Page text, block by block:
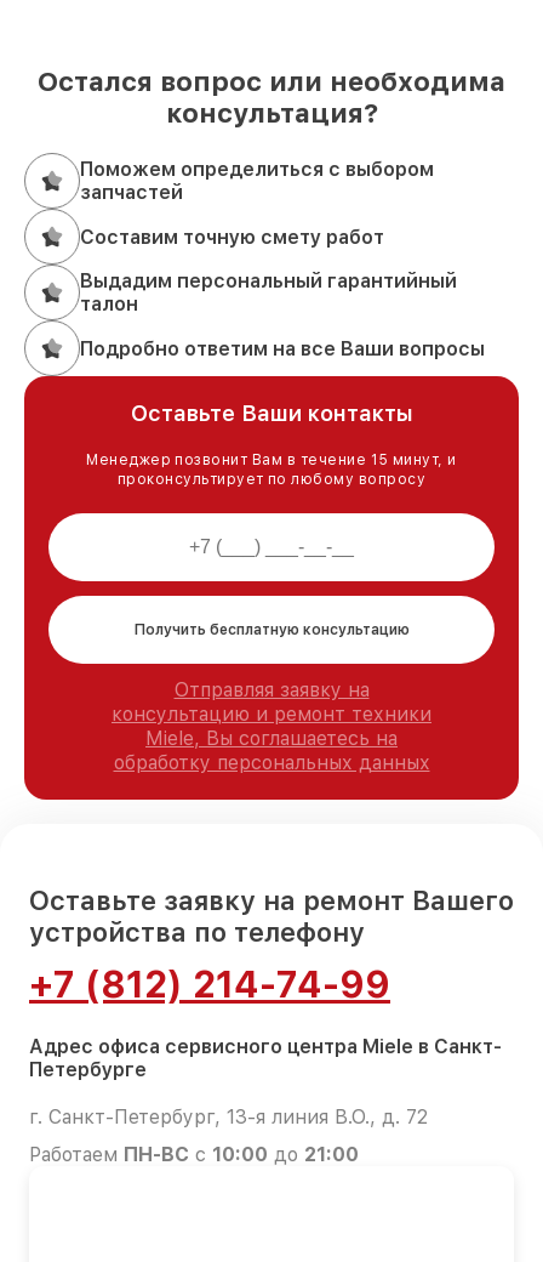
Остался вопрос или необходима
консультация?
Поможем определиться с выбором
запчастей
Составим точную смету работ
Выдадим персональный гарантийный
талон
Подробно ответим на все Ваши вопросы
Оставьте Ваши контакты
Менеджер позвонит Вам в течение 15 минут, и
проконсультирует по любому вопросу
Получить бесплатную консультацию
Отправляя заявку на
консультацию и ремонт техники
Miele, Вы соглашаетесь на
обработку персональных данных
Оставьте заявку на ремонт Вашего
устройства по телефону
+7 (812) 214-74-99
Адрес офиса сервисного центра Miele в Санкт-
Петербурге
г. Санкт-Петербург, 13-я линия В.О., д. 72
Работаем ПН-ВС с 10:00 до 21:00